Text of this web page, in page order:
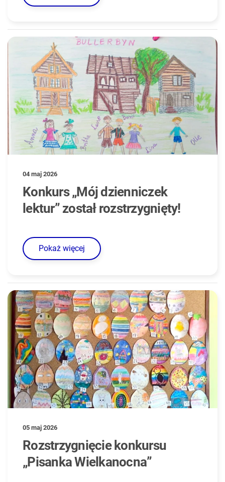
04 maj 2026
Konkurs „Mój dzienniczek
lektur” został rozstrzygnięty!
Pokaż więcej
05 maj 2026
Rozstrzygnięcie konkursu
„Pisanka Wielkanocna”